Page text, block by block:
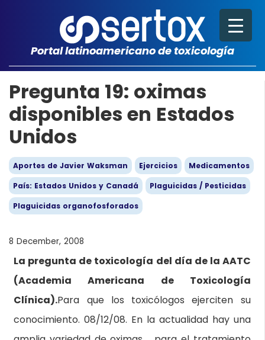
Portal latinoamericano de toxicología
Pregunta 19: oximas
disponibles en Estados
Unidos
Aportes de Javier Waksman Ejercicios
Medicamentos
País: Estados Unidos y Canadá
Plaguicidas / Pesticidas
Plaguicidas organofosforados
8 December, 2008
La pregunta de toxicología del día de la AATC
(Academia Americana de Toxicología
Clínica).Para que los toxicólogos ejerciten su
conocimiento. 08/12/08. En la actualidad hay una